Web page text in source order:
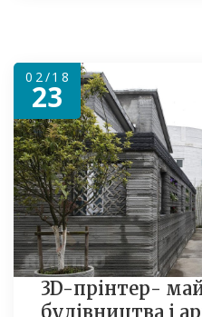
02/18
23
3D-прінтер-
будівництва і